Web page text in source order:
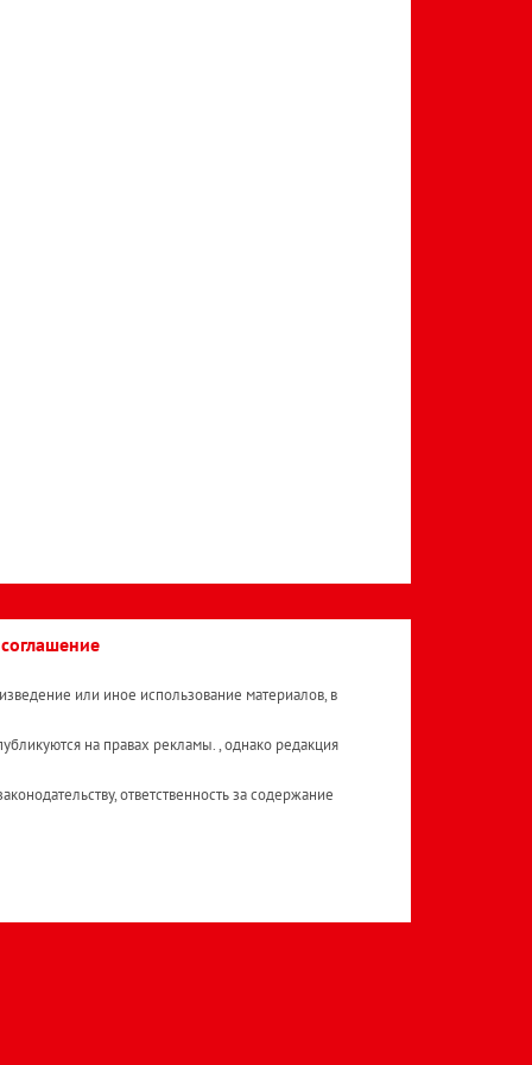
или иное использование материалов, в
на правах рекламы. , однако редакция
ответственность за содержание